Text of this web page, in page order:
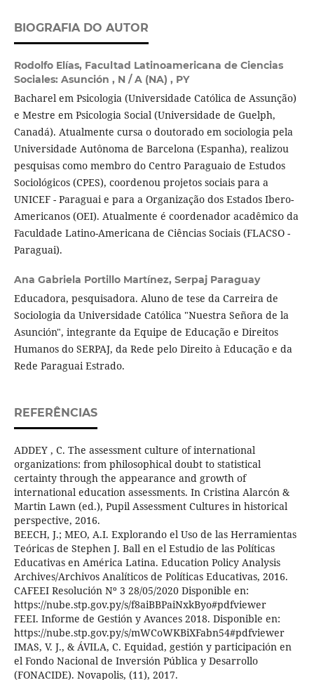
BIOGRAFIA DO AUTOR
Rodolfo Elías, Facultad Latinoamericana de Ciencias
Sociales: Asunción , N / A (NA) , PY
Bacharel em Psicologia (Universidade Católica de Assunção)
e Mestre em Psicologia Social (Universidade de Guelph,
Canadá). Atualmente cursa o doutorado em sociologia pela
Universidade Autônoma de Barcelona (Espanha), realizou
pesquisas como membro do Centro Paraguaio de Estudos
Sociológicos (CPES), coordenou projetos sociais para a
UNICEF - Paraguai e para a Organização dos Estados Ibero-
Americanos (OEI). Atualmente é coordenador acadêmico da
Faculdade Latino-Americana de Ciências Sociais (FLACSO -
Paraguai).
Ana Gabriela Portillo Martínez, Serpaj Paraguay
Educadora, pesquisadora. Aluno de tese da Carreira de
Sociologia da Universidade Católica "Nuestra Señora de la
Asunción", integrante da Equipe de Educação e Direitos
Humanos do SERPAJ, da Rede pelo Direito à Educação e da
Rede Paraguai Estrado.
REFERÊNCIAS
ADDEY , C. The assessment culture of international
organizations: from philosophical doubt to statistical
certainty through the appearance and growth of
international education assessments. In Cristina Alarcón &
Martin Lawn (ed.), Pupil Assessment Cultures in historical
perspective, 2016.
BEECH, J.; MEO, A.I. Explorando el Uso de las Herramientas
Teóricas de Stephen J. Ball en el Estudio de las Políticas
Educativas en América Latina. Education Policy Analysis
Archives/Archivos Analíticos de Políticas Educativas, 2016.
CAFEEI Resolución Nº 3 28/05/2020 Disponible en:
https://nube.stp.gov.py/s/f8aiBBPaiNxkByo#pdfviewer
FEEI. Informe de Gestión y Avances 2018. Disponible en:
https://nube.stp.gov.py/s/mWCoWKBiXFabn54#pdfviewer
IMAS, V. J., & ÁVILA, C. Equidad, gestión y participación en
el Fondo Nacional de Inversión Pública y Desarrollo
(FONACIDE). Novapolis, (11), 2017.